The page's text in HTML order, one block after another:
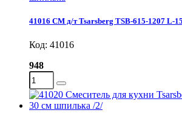
41016 СМ д/т Tsarsberg TSB-615-1207 L-
Код: 41016
948